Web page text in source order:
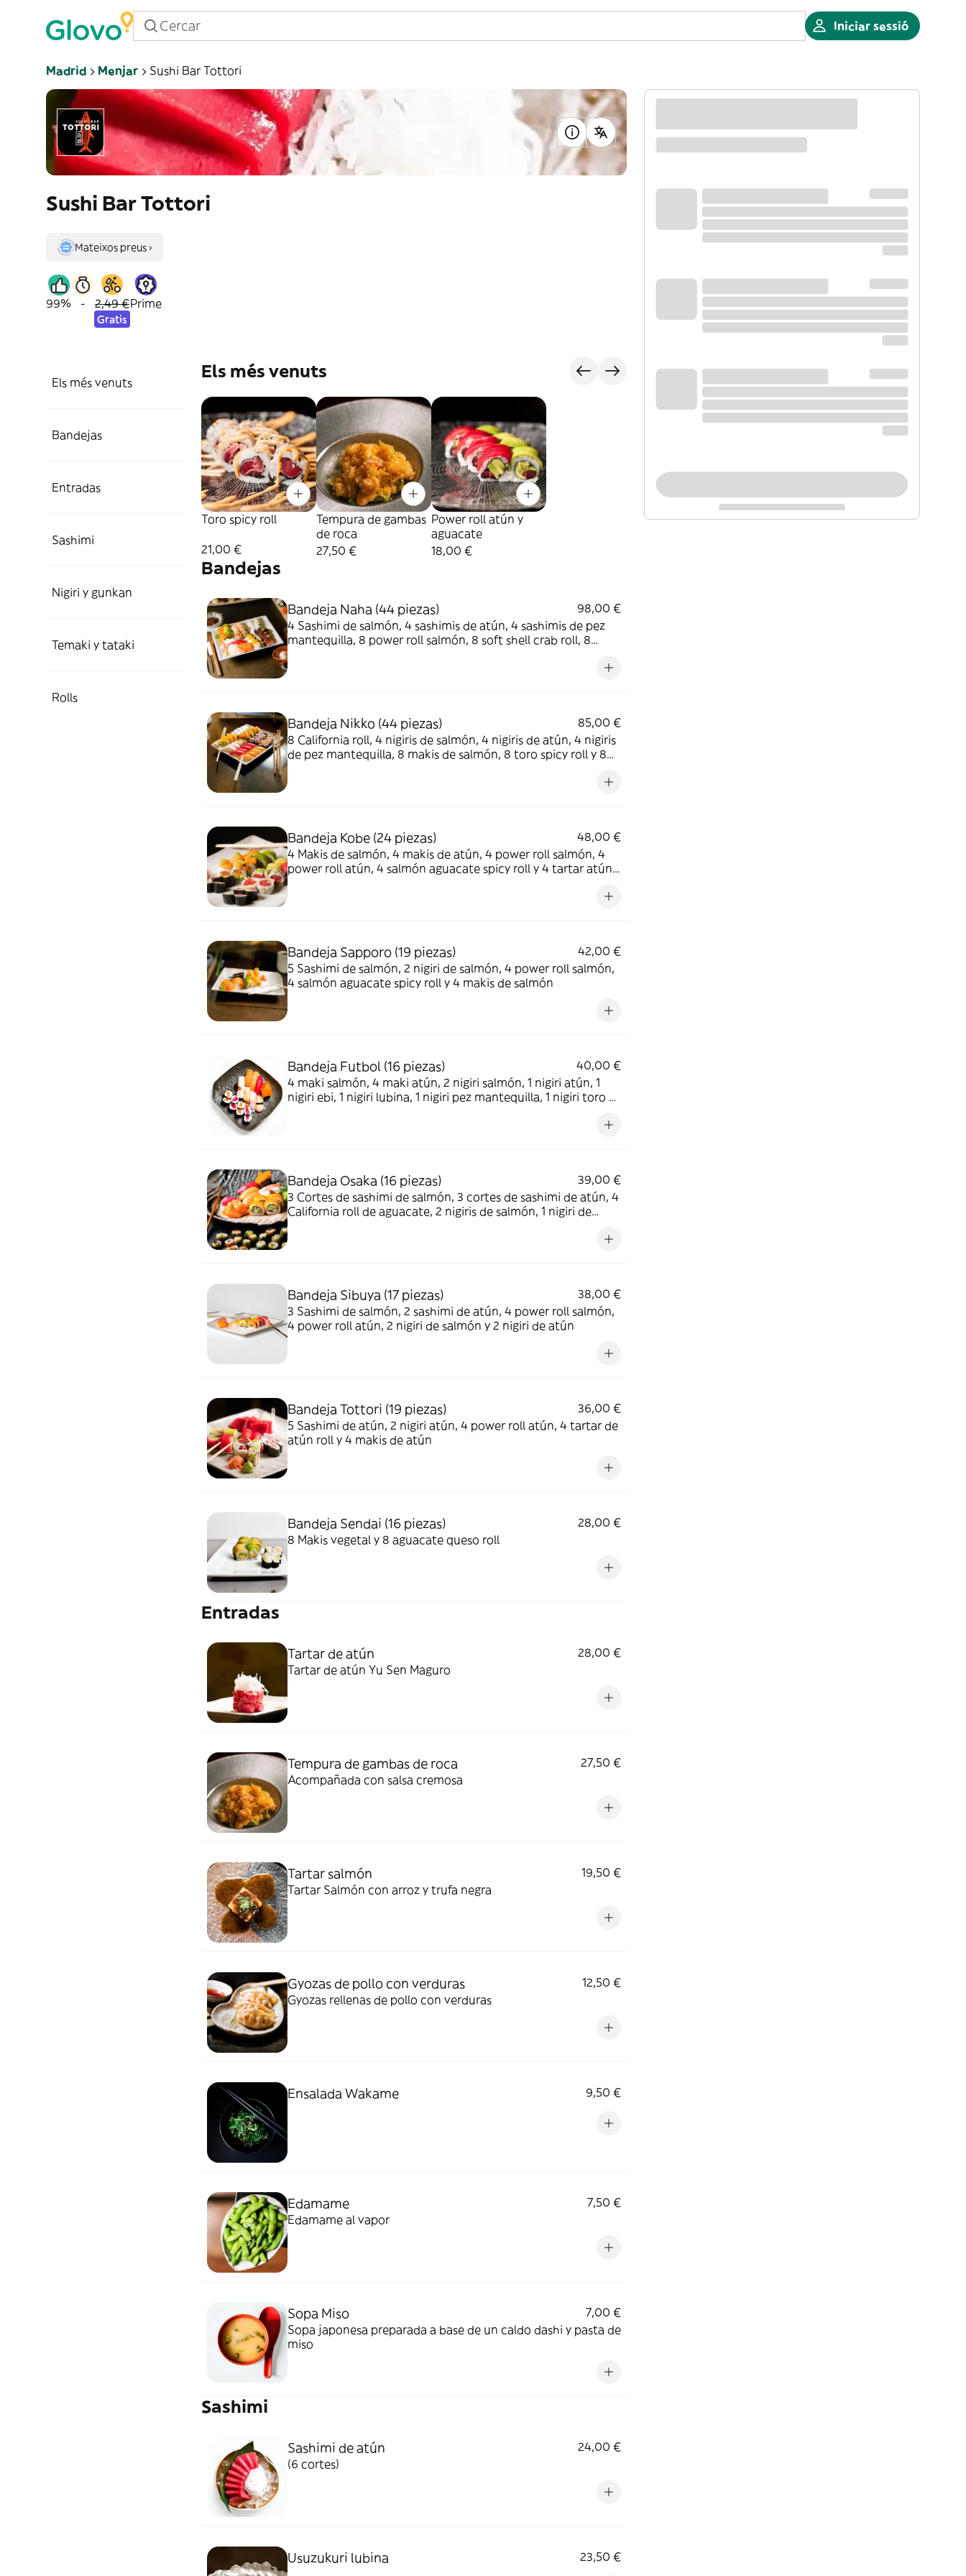
Iniciar sessió
Madrid Menjar Sushi Bar Tottori
Sushi Bar Tottori
Mateixos preus ›
99% - 2,49 €
Gratis
Prime
Els més venuts
Bandejas
Entradas
Sashimi
Nigiri y gunkan
Temaki y tataki
Rolls
Els més venuts
Toro spicy roll
21,00 €
Tempura de gambas
de roca
27,50 €
Power roll atún y
aguacate
18,00 €
Bandejas
Bandeja Naha (44 piezas)
98,00 €
4 Sashimi de salmón, 4 sashimis de atún, 4 sashimis de pez
mantequilla, 8 power roll salmón, 8 soft shell crab roll, 8
Bandeja Nikko (44 piezas)
85,00 €
8 California roll, 4 nigiris de salmón, 4 nigiris de atún, 4 nigiris
de pez mantequilla, 8 makis de salmón, 8 toro spicy roll y 8
Bandeja Kobe (24 piezas)
48,00 €
4 Makis de salmón, 4 makis de atún, 4 power roll salmón, 4
power roll atún, 4 salmón aguacate spicy roll y 4 tartar atún
Bandeja Sapporo (19 piezas)
42,00 €
5 Sashimi de salmón, 2 nigiri de salmón, 4 power roll salmón,
4 salmón aguacate spicy roll y 4 makis de salmón
Bandeja Futbol (16 piezas)
40,00 €
4 maki salmón, 4 maki atún, 2 nigiri salmón, 1 nigiri atún, 1
nigiri ebi, 1 nigiri lubina, 1 nigiri pez mantequilla, 1 nigiri toro y
Bandeja Osaka (16 piezas)
39,00 €
3 Cortes de sashimi de salmón, 3 cortes de sashimi de atún, 4
California roll de aguacate, 2 nigiris de salmón, 1 nigiri de
Bandeja Sibuya (17 piezas)
38,00 €
3 Sashimi de salmón, 2 sashimi de atún, 4 power roll salmón,
4 power roll atún, 2 nigiri de salmón y 2 nigiri de atún
Bandeja Tottori (19 piezas)
36,00 €
5 Sashimi de atún, 2 nigiri atún, 4 power roll atún, 4 tartar de
atún roll y 4 makis de atún
Bandeja Sendai (16 piezas)
28,00 €
8 Makis vegetal y 8 aguacate queso roll
Entradas
Tartar de atún
28,00 €
Tartar de atún Yu Sen Maguro
Tempura de gambas de roca
27,50 €
Acompañada con salsa cremosa
Tartar salmón
19,50 €
Tartar Salmón con arroz y trufa negra
Gyozas de pollo con verduras
12,50 €
Gyozas rellenas de pollo con verduras
Ensalada Wakame 9,50 €
Edamame
7,50 €
Edamame al vapor
Sopa Miso
7,00 €
Sopa japonesa preparada a base de un caldo dashi y pasta de
miso
Sashimi
Sashimi de atún
24,00 €
(6 cortes)
Usuzukuri lubina 23,50 €